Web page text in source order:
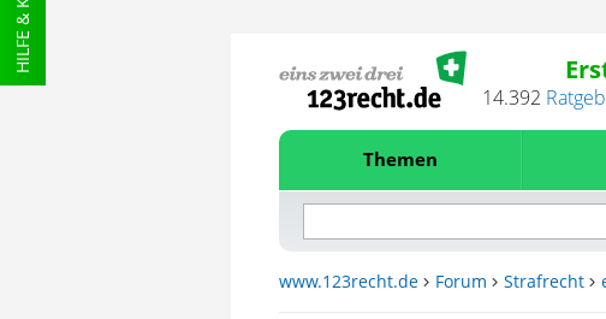
14.392
Themen
www.123recht.de Forum Strafrecht